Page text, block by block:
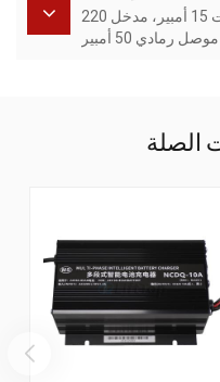
شاحن بطارية عالي التردد 12 فولت 15 أمبير، مدخل 220
رمادي 50 أمبير
الصلة